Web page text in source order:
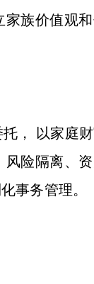
家族价值观
， 以家庭财
险隔离、
事务管理。